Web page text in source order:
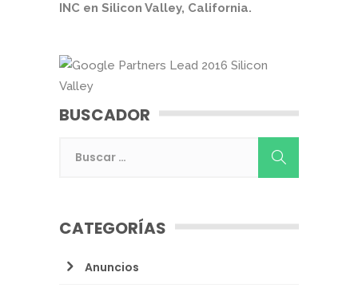
INC en Silicon Valley, California.
BUSCADOR
CATEGORÍAS
Anuncios